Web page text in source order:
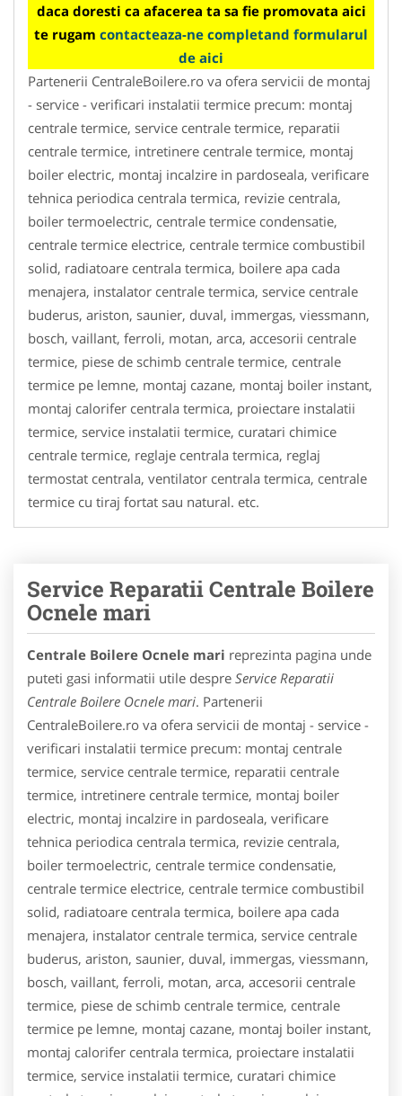
daca doresti ca afacerea ta sa fie promovata aici
te rugam contacteaza-ne completand formularul
de aici
Partenerii CentraleBoilere.ro va ofera servicii de montaj
- service - verificari instalatii termice precum: montaj
centrale termice, service centrale termice, reparatii
centrale termice, intretinere centrale termice, montaj
boiler electric, montaj incalzire in pardoseala, verificare
tehnica periodica centrala termica, revizie centrala,
boiler termoelectric, centrale termice condensatie,
centrale termice electrice, centrale termice combustibil
solid, radiatoare centrala termica, boilere apa cada
menajera, instalator centrale termica, service centrale
buderus, ariston, saunier, duval, immergas, viessmann,
bosch, vaillant, ferroli, motan, arca, accesorii centrale
termice, piese de schimb centrale termice, centrale
termice pe lemne, montaj cazane, montaj boiler instant,
montaj calorifer centrala termica, proiectare instalatii
termice, service instalatii termice, curatari chimice
centrale termice, reglaje centrala termica, reglaj
termostat centrala, ventilator centrala termica, centrale
termice cu tiraj fortat sau natural. etc.
Service Reparatii Centrale Boilere
Ocnele mari
Centrale Boilere Ocnele mari reprezinta pagina unde
puteti gasi informatii utile despre Service Reparatii
Centrale Boilere Ocnele mari. Partenerii
CentraleBoilere.ro va ofera servicii de montaj - service -
verificari instalatii termice precum: montaj centrale
termice, service centrale termice, reparatii centrale
termice, intretinere centrale termice, montaj boiler
electric, montaj incalzire in pardoseala, verificare
tehnica periodica centrala termica, revizie centrala,
boiler termoelectric, centrale termice condensatie,
centrale termice electrice, centrale termice combustibil
solid, radiatoare centrala termica, boilere apa cada
menajera, instalator centrale termica, service centrale
buderus, ariston, saunier, duval, immergas, viessmann,
bosch, vaillant, ferroli, motan, arca, accesorii centrale
termice, piese de schimb centrale termice, centrale
termice pe lemne, montaj cazane, montaj boiler instant,
montaj calorifer centrala termica, proiectare instalatii
termice, service instalatii termice, curatari chimice